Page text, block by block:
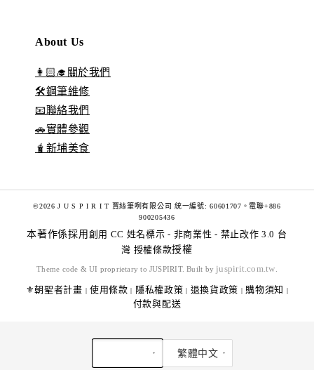
About Us
👩🏻‍🎓關於我們
🛠️鋼筆維修
📧聯絡我們
🚗實體參觀
🧋新埔美食
©2026 J U S P I R I T 賈絲筆咧有限公司 統一編號: 60601707。電聯+886
900205436
本著作係採用 創用 CC 姓名標示 - 非商業性 - 禁止改作 3.0 台
灣 授權條款授權
Theme code & UI proprietary to JUSPIRIT. Built by juspirit.com.tw
⚜️朝聖者計畫 | 使用條款 | 隱私權政策 | 退換貨政策 | 購物須知 |
付款與配送